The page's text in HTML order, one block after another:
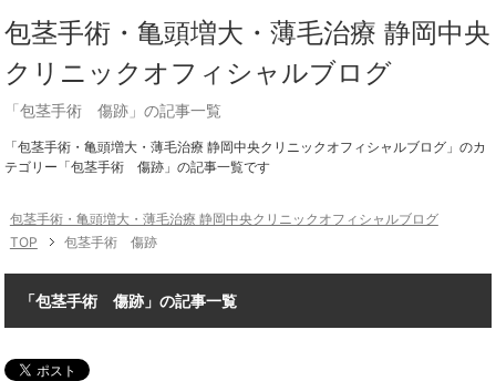
包茎手術・亀頭増大・薄毛治療 静岡中央
クリニックオフィシャルブログ
「包茎手術 傷跡」の記事一覧
「包茎手術・亀頭増大・薄毛治療 静岡中央クリニックオフィシャルブログ」のカ
テゴリー「包茎手術 傷跡」の記事一覧です
包茎手術・亀頭増大・薄毛治療 静岡中央クリニックオフィシャルブログ
TOP
包茎手術 傷跡
「包茎手術 傷跡」の記事一覧